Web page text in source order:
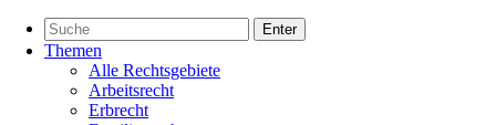
Enter
Themen
Alle Rechtsgebiete
Arbeitsrecht
Erbrecht